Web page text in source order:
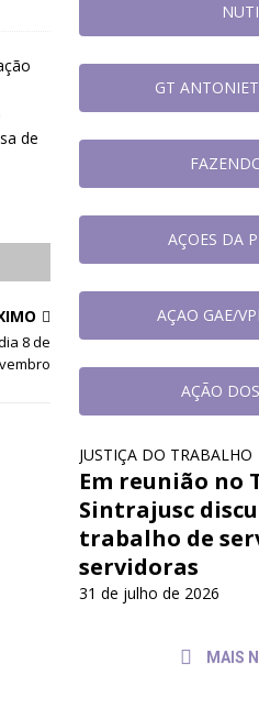
de
8 de
GT
AÇOES DA
AÇAO GAE/
AÇÃO
JUSTIÇA DO TRABALHO
Em reunião no
Sintrajusc
trabalho de
servidoras
31 de julho de 2026
MAIS